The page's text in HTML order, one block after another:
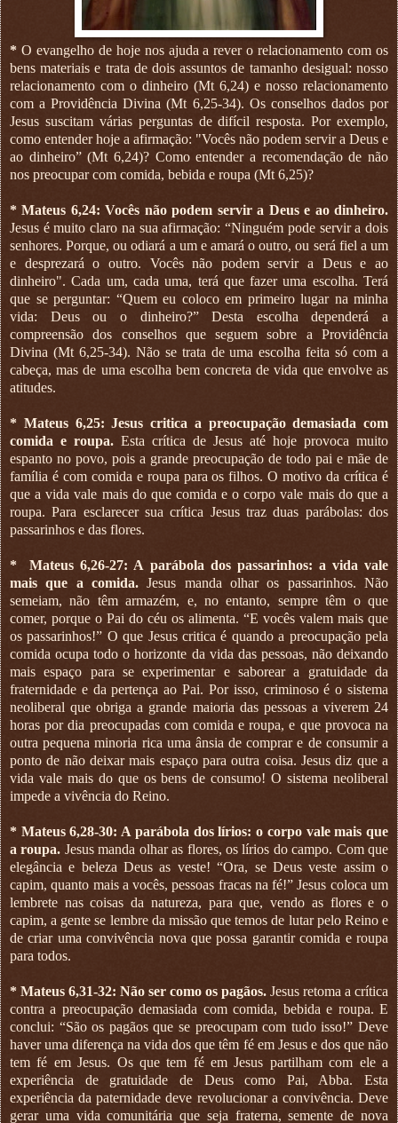
* O evangelho de hoje nos ajuda a rever o relacionamento com os
bens materiais e trata de dois assuntos de tamanho desigual: nosso
relacionamento com o dinheiro (Mt 6,24) e nosso relacionamento
com a Providência Divina (Mt 6,25-34). Os conselhos dados por
Jesus suscitam várias perguntas de difícil resposta. Por exemplo,
como entender hoje a afirmação: "Vocês não podem servir a Deus e
ao dinheiro” (Mt 6,24)? Como entender a recomendação de não
nos preocupar com comida, bebida e roupa (Mt 6,25)?
* Mateus 6,24: Vocês não podem servir a Deus e ao dinheiro.
Jesus é muito claro na sua afirmação: “Ninguém pode servir a dois
senhores. Porque, ou odiará a um e amará o outro, ou será fiel a um
e desprezará o outro. Vocês não podem servir a Deus e ao
dinheiro". Cada um, cada uma, terá que fazer uma escolha. Terá
que se perguntar: “Quem eu coloco em primeiro lugar na minha
vida: Deus ou o dinheiro?” Desta escolha dependerá a
compreensão dos conselhos que seguem sobre a Providência
Divina (Mt 6,25-34). Não se trata de uma escolha feita só com a
cabeça, mas de uma escolha bem concreta de vida que envolve as
atitudes.
* Mateus 6,25: Jesus critica a preocupação demasiada com
comida e roupa. Esta crítica de Jesus até hoje provoca muito
espanto no povo, pois a grande preocupação de todo pai e mãe de
família é com comida e roupa para os filhos. O motivo da crítica é
que a vida vale mais do que comida e o corpo vale mais do que a
roupa. Para esclarecer sua crítica Jesus traz duas parábolas: dos
passarinhos e das flores.
*
Mateus 6,26-27: A parábola dos passarinhos: a vida vale
mais que a comida.Jesus manda olhar os passarinhos. Não
semeiam, não têm armazém, e, no entanto, sempre têm o que
comer, porque o Pai do céu os alimenta. “E vocês valem mais que
os passarinhos!” O que Jesus critica é quando a preocupação pela
comida ocupa todo o horizonte da vida das pessoas, não deixando
mais espaço para se experimentar e saborear a gratuidade da
fraternidade e da pertença ao Pai. Por isso, criminoso é o sistema
neoliberal que obriga a grande maioria das pessoas a viverem 24
horas por dia preocupadas com comida e roupa, e que provoca na
outra pequena minoria rica uma ânsia de comprar e de consumir a
ponto de não deixar mais espaço para outra coisa. Jesus diz que a
vida vale mais do que os bens de consumo! O sistema neoliberal
impede a vivência do Reino.
* Mateus 6,28-30: A parábola dos lírios: o corpo vale mais que
a roupa. Jesus manda olhar as flores, os lírios do campo. Com que
elegância e beleza Deus as veste! “Ora, se Deus veste assim o
capim, quanto mais a vocês, pessoas fracas na fé!” Jesus coloca um
lembrete nas coisas da natureza, para que, vendo as flores e o
capim, a gente se lembre da missão que temos de lutar pelo Reino e
de criar uma convivência nova que possa garantir comida e roupa
para todos.
* Mateus 6,31-32: Não ser como os pagãos. Jesus retoma a crítica
contra a preocupação demasiada com comida, bebida e roupa. E
conclui: “São os pagãos que se preocupam com tudo isso!” Deve
haver uma diferença na vida dos que têm fé em Jesus e dos que não
tem fé em Jesus. Os que tem fé em Jesus partilham com ele a
experiência de gratuidade de Deus como Pai, Abba. Esta
experiência da paternidade deve revolucionar a convivência. Deve
gerar uma vida comunitária que seja fraterna, semente de nova